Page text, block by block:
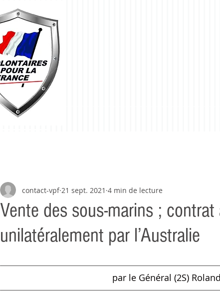
Vente des sous-marins ; contrat
unilatéralement par l’Australie
contact-vpf 21 sept. 2021 4 min de lecture
par le Général (2S)